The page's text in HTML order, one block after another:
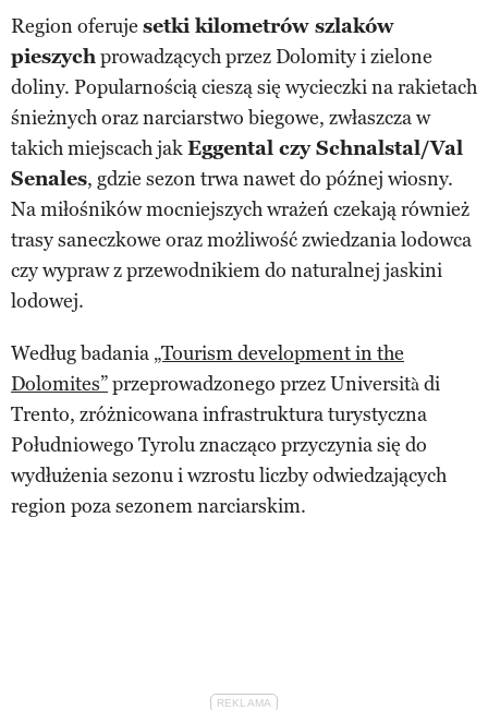
Region oferuje setki kilometrów szlaków
pieszychprowadzących przez Dolomity i zielone
doliny. Popularnością cieszą się wycieczki na rakietach
śnieżnych oraz narciarstwo biegowe, zwłaszcza w
takich miejscach jakEggental czy Schnalstal/Val
Senales, gdzie sezon trwa nawet do późnej wiosny.
Na miłośników mocniejszych wrażeń czekają również
trasy saneczkowe oraz możliwość zwiedzania lodowca
czy wypraw z przewodnikiem do naturalnej jaskini
lodowej.
Według badania „Tourism development in the
Dolomites”przeprowadzonego przez Università di
Trento, zróżnicowana infrastruktura turystyczna
Południowego Tyrolu znacząco przyczynia się do
wydłużenia sezonu i wzrostu liczby odwiedzających
region poza sezonem narciarskim.